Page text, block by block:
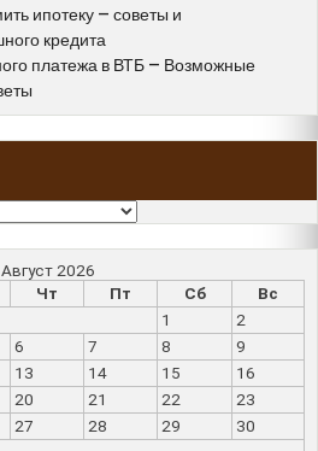
ипотеку – советы и
кредита
платежа в ВТБ – Возможные
Август 2026
Чт Пт Сб
Вс
1
2
6 7 8
9
13 14 15
16
20 21 22
23
27 28 29
30